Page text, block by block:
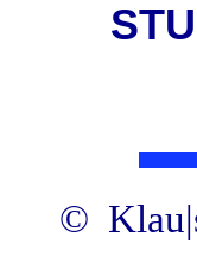
©